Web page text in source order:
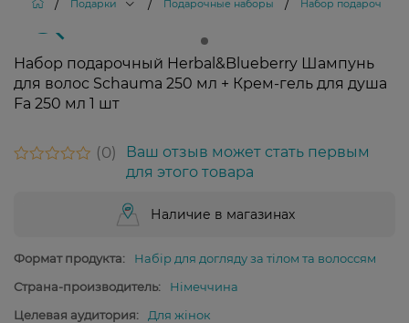
/ Подарки / Подарочные наборы / Набор подарочный
Набор подарочный Herbal&Blueberry Шампунь
для волос Schauma 250 мл + Крем-гель для душа
Fa 250 мл 1 шт
0
Ваш отзыв может стать первым
для этого товара
Наличие в магазинах
Формат продукта:
Набір для догляду за тілом та волоссям
Страна-производитель:
Німеччина
Целевая аудитория:
Для жінок